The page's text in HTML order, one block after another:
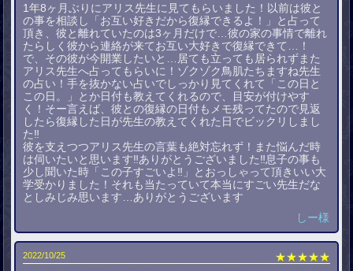
1年8ヶ月ぶりにアリス先生に見てもらいました！以前は彼と
の事を相談し「お互い好きだから復縁できるよ！」と占って
頂き、彼と離れていたのは3ヶ月だけで…彼の家の事情で離れ
たらしく彼から連絡が来てお互い大好きで復縁できて…！
で、その彼が今開業したいと…居ても立っても居られずまた
アリス先生へ占ってもらいに！ゾクゾク鳥肌たちますね先生
の占い！手を抜かない占いでしっかり見てくれて「この日と
この日。」とか日付も教えてくれるので、目安が付けやす
く！そー言えば、彼との復縁の日付もメモ残ってたので見返
したら復縁した日が先生の教えてくれた日でビックリしまし
た‼️
彼を支えつつアリス先生の言葉も絶対忘れず！また悩んだ時
は伺いたいと思います‼️ありがとうございました‼️息子の事も
少し聞いた時「この子すごいよ‼️」とおっしゃって頂きいい大
学受かりました！それも当たっていて本当にすごい先生だな
としみじみ思います…ありがとうございます
しー様
2022/10/25
★★★★★